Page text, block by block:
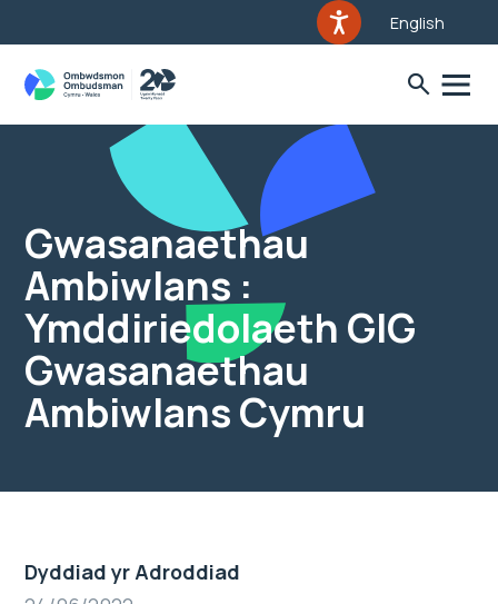
English
Gwasanaethau
Ambiwlans :
Ymddiriedolaeth GIG
Gwasanaethau
Ambiwlans Cymru
Dyddiad yr Adroddiad